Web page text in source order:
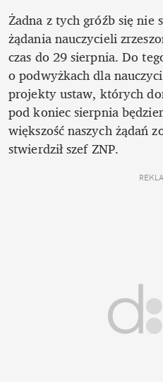
Żadna z tych gróźb się nie
żądania nauczycieli
czas do 29 sierpnia. Do
o podwyżkach dla
projekty ustaw, których
pod koniec sierpnia
większość naszych żądań
stwierdził szef ZNP.